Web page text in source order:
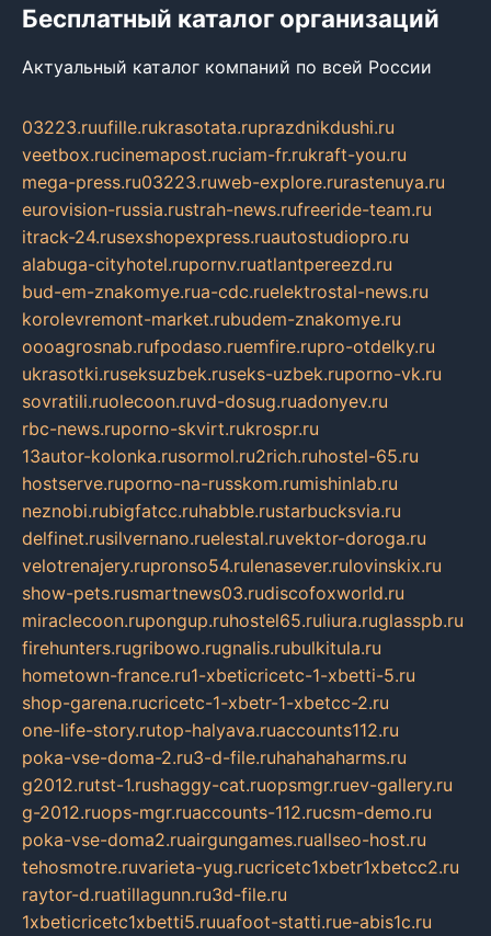
Бесплатный каталог организаций
Актуальный каталог компаний по всей России
03223.ruufille.rukrasotata.ruprazdnikdushi.ru
veetbox.rucinemapost.ruciam-fr.rukraft-you.ru
mega-press.ru03223.ruweb-explore.rurastenuya.ru
eurovision-russia.rustrah-news.rufreeride-team.ru
itrack-24.rusexshopexpress.ruautostudiopro.ru
alabuga-cityhotel.rupornv.ruatlantpereezd.ru
bud-em-znakomye.rua-cdc.ruelektrostal-news.ru
korolevremont-market.rubudem-znakomye.ru
oooagrosnab.rufpodaso.ruemfire.rupro-otdelky.ru
ukrasotki.ruseksuzbek.ruseks-uzbek.ruporno-vk.ru
sovratili.ruolecoon.ruvd-dosug.ruadonyev.ru
rbc-news.ruporno-skvirt.rukrospr.ru
13autor-kolonka.rusormol.ru2rich.ruhostel-65.ru
hostserve.ruporno-na-russkom.rumishinlab.ru
neznobi.rubigfatcc.ruhabble.rustarbucksvia.ru
delfinet.rusilvernano.ruelestal.ruvektor-doroga.ru
velotrenajery.rupronso54.rulenasever.rulovinskix.ru
show-pets.rusmartnews03.rudiscofoxworld.ru
miraclecoon.rupongup.ruhostel65.ruliura.ruglasspb.ru
firehunters.rugribowo.rugnalis.rubulkitula.ru
hometown-france.ru1-xbeticricetc-1-xbetti-5.ru
shop-garena.rucricetc-1-xbetr-1-xbetcc-2.ru
one-life-story.rutop-halyava.ruaccounts112.ru
poka-vse-doma-2.ru3-d-file.ruhahahaharms.ru
g2012.rutst-1.rushaggy-cat.ruopsmgr.ruev-gallery.ru
g-2012.ruops-mgr.ruaccounts-112.rucsm-demo.ru
poka-vse-doma2.ruairgungames.ruallseo-host.ru
tehosmotre.ruvarieta-yug.rucricetc1xbetr1xbetcc2.ru
raytor-d.ruatillagunn.ru3d-file.ru
1xbeticricetc1xbetti5.ruuafoot-statti.rue-abis1c.ru